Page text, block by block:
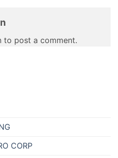
to post a comment.
CORP